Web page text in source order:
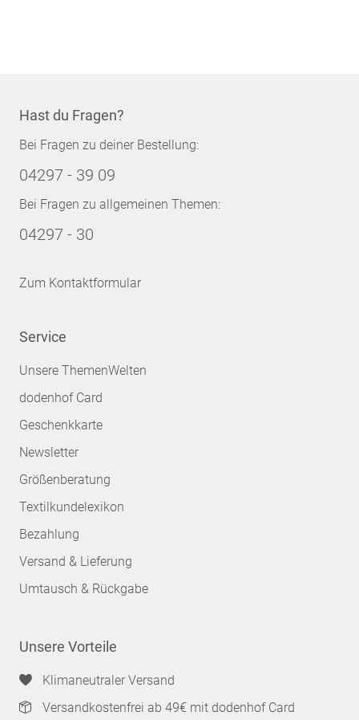
Hast du Fragen?
Bei Fragen zu deiner Bestellung:
04297 - 39 09
Bei Fragen zu allgemeinen Themen:
04297 - 30
Zum Kontaktformular
Service
Unsere ThemenWelten
dodenhof Card
Geschenkkarte
Newsletter
Größenberatung
Textilkundelexikon
Bezahlung
Versand & Lieferung
Umtausch & Rückgabe
Unsere Vorteile
Klimaneutraler Versand
Versandkostenfrei ab 49€ mit dodenhof Card